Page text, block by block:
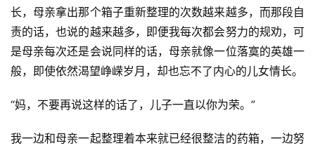
场
长，母亲拿出那个箱子重新整理的次数越来越多，而那段自
责的话，也说的越来越多，即便我每次都会努力的规劝，可
是母亲每次还是会说同样的话，母亲就像一位落寞的英雄一
般，即使依然渴望峥嵘岁月，却也忘不了内心的儿女情长。
“妈，不要再说这样的话了，儿子一直以你为荣。”
我一边和母亲一起整理着本来就已经很整洁的药箱，一边努